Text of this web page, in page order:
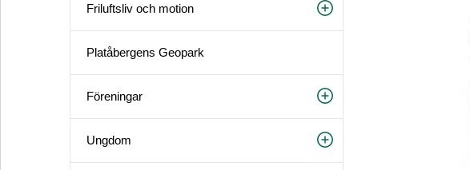
Friluftsliv och motion
Platåbergens Geopark
Föreningar
Ungdom